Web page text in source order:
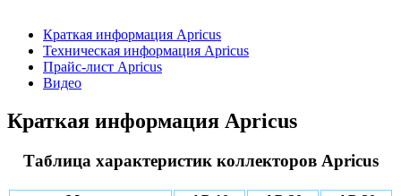
Краткая информация Apricus
Техническая информация Apricus
Прайс-лист Apricus
Видео
Краткая информация Apricus
Таблица характеристик коллекторов Apricus